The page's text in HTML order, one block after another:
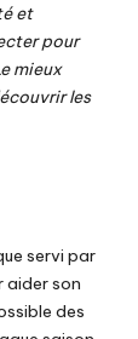
et
pour
mieux
les
servi par
aider son
des